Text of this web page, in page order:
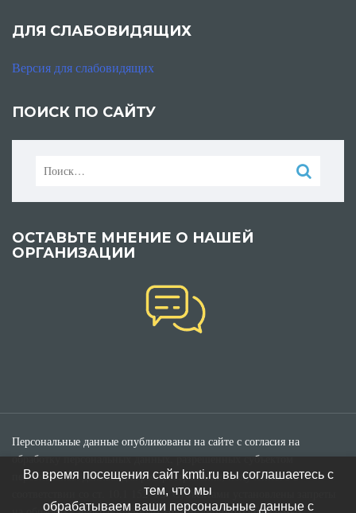
ДЛЯ СЛАБОВИДЯЩИХ
Версия для слабовидящих
ПОИСК ПО САЙТУ
Найти:
ОСТАВЬТЕ МНЕНИЕ О НАШЕЙ
ОРГАНИЗАЦИИ
Персональные данные опубликованы на сайте с согласия на
обработку персональных данных, разрешенных субъектом
персональных данных для распространения, полученного в
соответствии со ст. 10.1 152-ФЗ. Субъектами установлены запреты
Во время посещения сайт kmti.ru вы соглашаетесь с
тем, что мы
обрабатываем ваши персональные данные с